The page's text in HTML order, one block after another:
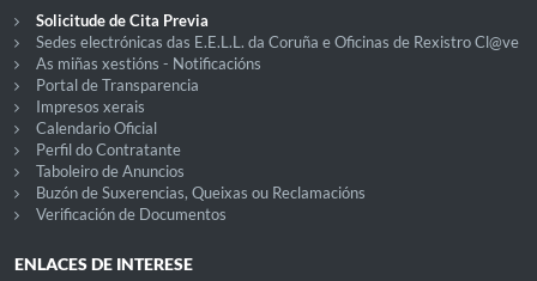
Solicitude de Cita Previa
Sedes electrónicas das E.E.L.L. da Coruña e Oficinas de Rexistro Cl@ve
As miñas xestións - Notificacións
Portal de Transparencia
Impresos xerais
Calendario Oficial
Perfil do Contratante
Taboleiro de Anuncios
Buzón de Suxerencias, Queixas ou Reclamacións
Verificación de Documentos
ENLACES DE INTERESE